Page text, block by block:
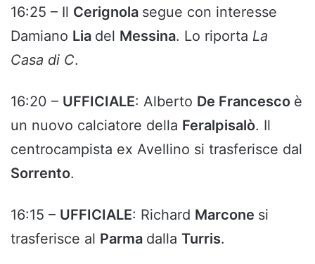
16:25 – Il Cerignola segue con interesse
Damiano Lia del Messina. Lo riporta La
Casa di C.
16:20 – UFFICIALE: Alberto De Francesco è
un nuovo calciatore della Feralpisalò. Il
centrocampista ex Avellino si trasferisce dal
Sorrento.
16:15 – UFFICIALE: Richard Marcone si
trasferisce al Parma dalla Turris.